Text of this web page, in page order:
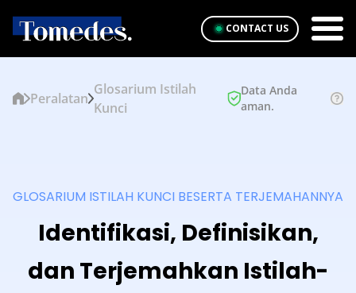
CONTACT US
Peralatan
Glosarium Istilah
Kunci
Data Anda
aman.
GLOSARIUM ISTILAH KUNCI BESERTA TERJEMAHANNYA
Identifikasi, Definisikan,
dan Terjemahkan Istilah-